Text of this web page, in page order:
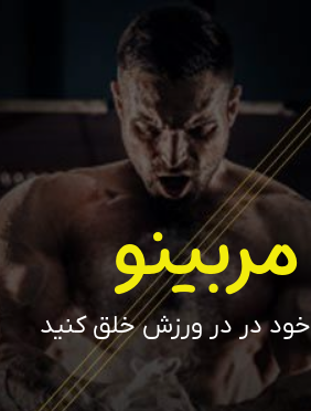
مربینو
خود در در ورزش خلق کنید